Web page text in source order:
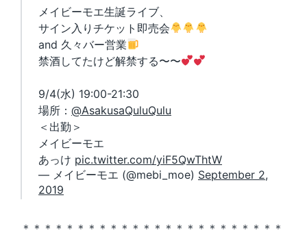
メイビーモエ生誕ライブ、
サイン入りチケット即売会
and 久々バー営業
禁酒してたけど解禁する〜〜
9/4(水) 19:00-21:30
場所： @AsakusaQuluQulu
＜出勤＞
メイビーモエ
あっけ pic.twitter.com/yiF5QwThtW
— メイビーモエ (@mebi_moe) September 2,
2019
＊＊＊＊＊＊＊＊＊＊＊＊＊＊＊＊＊＊＊＊＊＊＊＊